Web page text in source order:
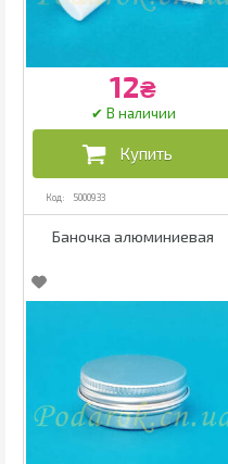
5000933
12₴
Баночка алюминиевая